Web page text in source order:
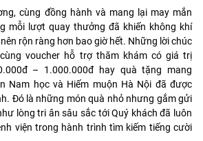
cùng đồng hành và mang lại may mắn
mỗi lượt quay thưởng đã khiến không khí
rộn ràng hơn bao giờ hết. Những lời chúc
cùng voucher hỗ trợ thăm khám có giá trị
– 1.000.000đ hay quà tặng mang
Nam học và Hiếm muộn Hà Nội đã được
Đó là những món quà nhỏ nhưng gắm gửi
lòng tri ân sâu sắc tới Quý khách đã luôn
viện trong hành trình tìm kiếm tiếng cười